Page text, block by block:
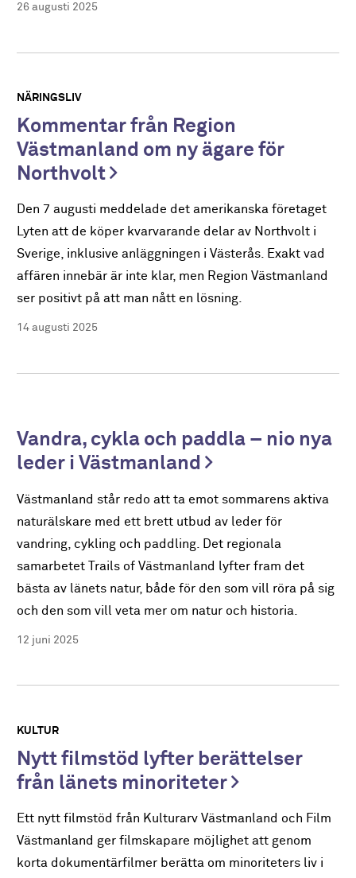
26 augusti 2025
NÄRINGSLIV
Kommentar från Region
Västmanland om ny ägare för
Northvolt
Den 7 augusti meddelade det amerikanska företaget
Lyten att de köper kvarvarande delar av Northvolt i
Sverige, inklusive anläggningen i Västerås. Exakt vad
affären innebär är inte klar, men Region Västmanland
ser positivt på att man nått en lösning.
14 augusti 2025
Vandra, cykla och paddla – nio nya
leder i Västmanland
Västmanland står redo att ta emot sommarens aktiva
naturälskare med ett brett utbud av leder för
vandring, cykling och paddling. Det regionala
samarbetet Trails of Västmanland lyfter fram det
bästa av länets natur, både för den som vill röra på sig
och den som vill veta mer om natur och historia.
12 juni 2025
KULTUR
Nytt filmstöd lyfter berättelser
från länets minoriteter
Ett nytt filmstöd från Kulturarv Västmanland och Film
Västmanland ger filmskapare möjlighet att genom
korta dokumentärfilmer berätta om minoriteters liv i